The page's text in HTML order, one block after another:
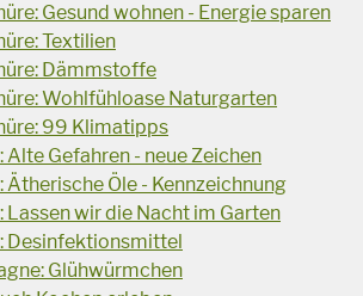
Gesund wohnen - Energie sparen
Textilien
Dämmstoffe
Wohlfühloase Naturgarten
99 Klimatipps
Alte Gefahren - neue Zeichen
Ätherische Öle - Kennzeichnung
Lassen wir die Nacht im Garten
Desinfektionsmittel
Glühwürmchen